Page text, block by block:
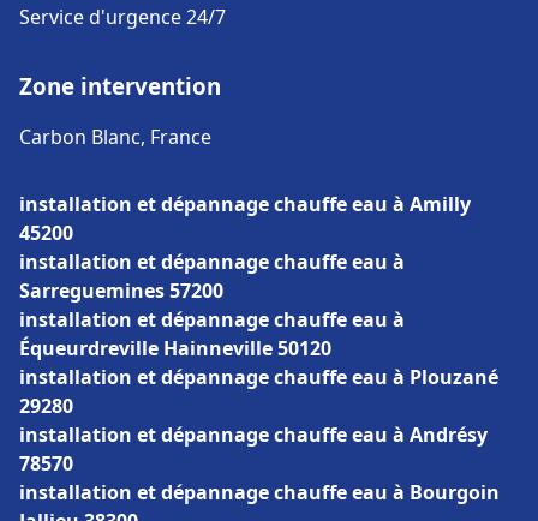
Service d'urgence 24/7
Zone intervention
Carbon Blanc, France
installation et dépannage chauffe eau à Amilly
45200
installation et dépannage chauffe eau à
Sarreguemines 57200
installation et dépannage chauffe eau à
Équeurdreville Hainneville 50120
installation et dépannage chauffe eau à Plouzané
29280
installation et dépannage chauffe eau à Andrésy
78570
installation et dépannage chauffe eau à Bourgoin